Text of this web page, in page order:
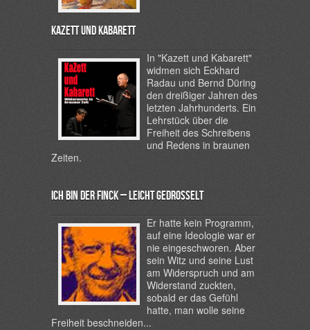
Kazett und Kabarett
In "Kazett und Kabarett"
widmen sich Eckhard
Radau und Bernd Düring
den dreißiger Jahren des
letzten Jahrhunderts. Ein
Lehrstück über die
Freiheit des Schreibens
und Redens in braunen
Zeiten.
Ich bin der Finck – leicht gedrosselt
Er hatte kein Programm,
auf eine Ideologie war er
nie eingeschworen. Aber
sein Witz und seine Lust
am Widerspruch und am
Widerstand zuckten,
sobald er das Gefühl
hatte, man wolle seine
Freiheit beschneiden...